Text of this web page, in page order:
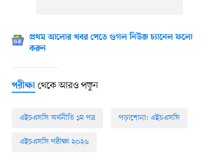
প্রথম আলোর খবর পেতে গুগল নিউজ চ্যানেল ফলো
করুন
পরীক্ষাথেকে আরও পড়ুন
এইচএসসি অর্থনীতি ১ম পত্র পড়াশোনা: এইচএসসি
এইচএসসি পরীক্ষা ২০২৬